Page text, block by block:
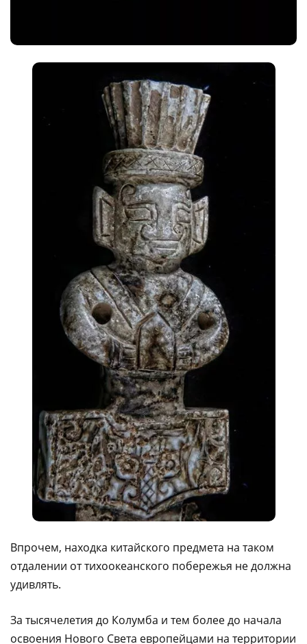
Впрочем, находка китайского предмета на таком
отдалении от тихоокеанского побережья не должна
удивлять.
За тысячелетия до Колумба и тем более до начала
освоения Нового Света европейцами на территории